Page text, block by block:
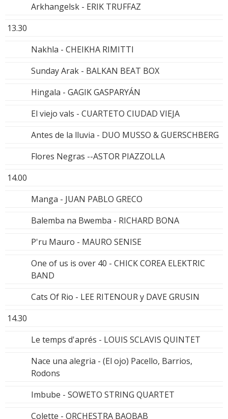
Arkhangelsk - ERIK TRUFFAZ
13.30
Nakhla - CHEIKHA RIMITTI
Sunday Arak - BALKAN BEAT BOX
Hingala - GAGIK GASPARYÁN
El viejo vals - CUARTETO CIUDAD VIEJA
Antes de la lluvia - DUO MUSSO & GUERSCHBERG
Flores Negras --ASTOR PIAZZOLLA
14.00
Manga - JUAN PABLO GRECO
Balemba na Bwemba - RICHARD BONA
P'ru Mauro - MAURO SENISE
One of us is over 40 - CHICK COREA ELEKTRIC
BAND
Cats Of Rio - LEE RITENOUR y DAVE GRUSIN
14.30
Le temps d'aprés - LOUIS SCLAVIS QUINTET
Nace una alegria - (El ojo) Pacello, Barrios,
Rodons
Imbube - SOWETO STRING QUARTET
Colette - ORCHESTRA BAOBAB